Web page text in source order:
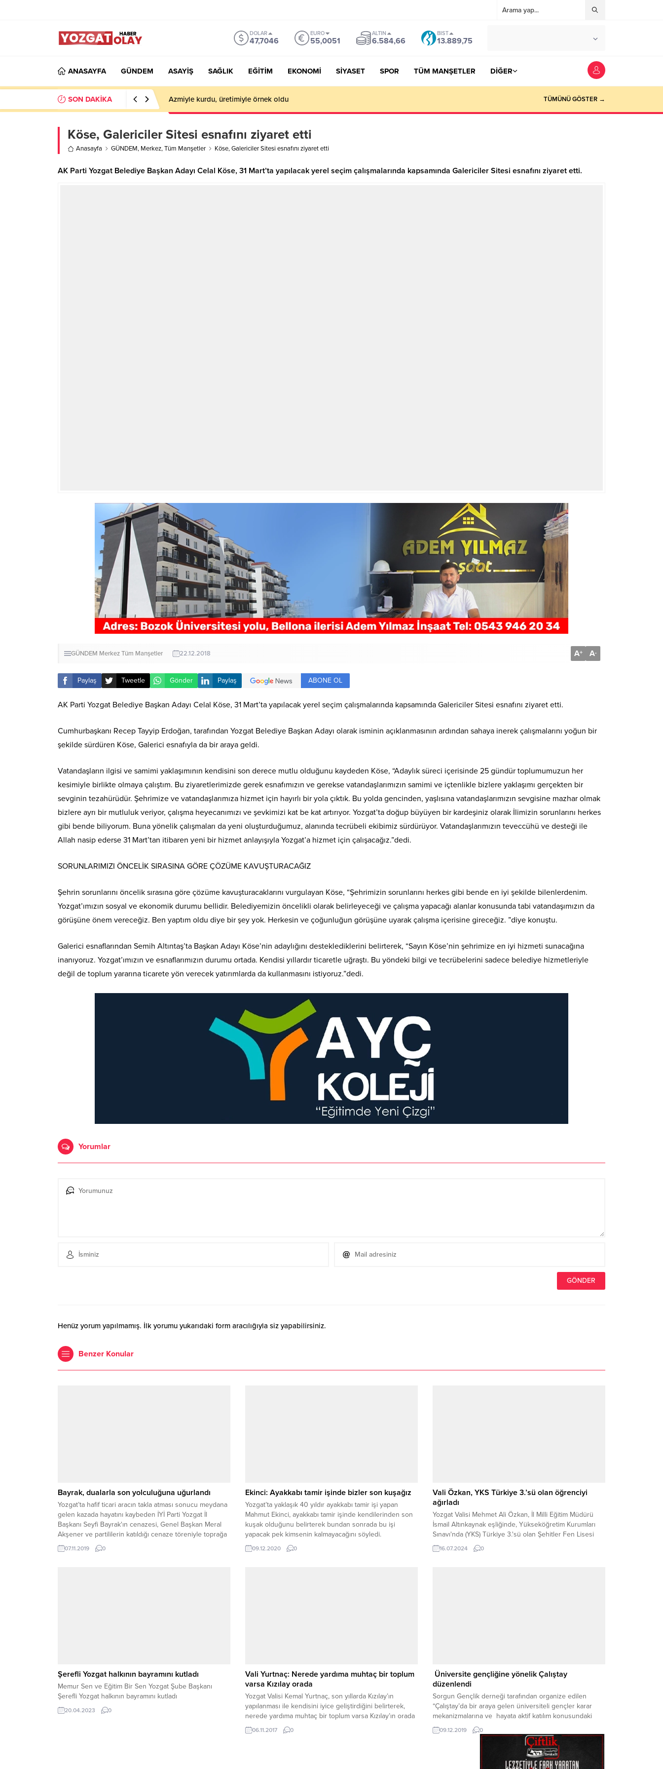
DOLAR
47,7046
EURO
55,0051
ALTIN
6.584,66
BIST
13.889,75
ANASAYFA GÜNDEM ASAYİŞ SAĞLIK EĞİTİM EKONOMİ SİYASET SPOR TÜM MANŞETLER DİĞER
SON DAKİKA Azmiyle kurdu, üretimiyle örnek oldu TÜMÜNÜ GÖSTER →
Köse, Galericiler Sitesi esnafını ziyaret etti
Anasayfa GÜNDEM, Merkez,Tüm Manşetler Köse, Galericiler Sitesi esnafını ziyaret etti
AK Parti Yozgat Belediye Başkan Adayı Celal Köse, 31 Mart’ta yapılacak yerel seçim çalışmalarında kapsamında Galericiler Sitesi esnafını ziyaret etti.
GÜNDEM MerkezTüm Manşetler 22.12.2018 A+ A-
Paylaş Tweetle Gönder Paylaş ABONE OL
AK Parti Yozgat Belediye Başkan Adayı Celal Köse, 31 Mart’ta yapılacak yerel seçim çalışmalarında kapsamında Galericiler Sitesi esnafını ziyaret etti.
Cumhurbaşkanı Recep Tayyip Erdoğan, tarafından Yozgat Belediye Başkan Adayı olarak isminin açıklanmasının ardından sahaya inerek çalışmalarını yoğun bir
şekilde sürdüren Köse, Galerici esnafıyla da bir araya geldi.
Vatandaşların ilgisi ve samimi yaklaşımının kendisini son derece mutlu olduğunu kaydeden Köse, “Adaylık süreci içerisinde 25 gündür toplumumuzun her
kesimiyle birlikte olmaya çalıştım. Bu ziyaretlerimizde gerek esnafımızın ve gerekse vatandaşlarımızın samimi ve içtenlikle bizlere yaklaşımı gerçekten bir
sevginin tezahürüdür. Şehrimize ve vatandaşlarımıza hizmet için hayırlı bir yola çıktık. Bu yolda gencinden, yaşlısına vatandaşlarımızın sevgisine mazhar olmak
bizlere ayrı bir mutluluk veriyor, çalışma heyecanımızı ve şevkimizi kat be kat artırıyor. Yozgat’ta doğup büyüyen bir kardeşiniz olarak İlimizin sorunlarını herkes
gibi bende biliyorum. Buna yönelik çalışmaları da yeni oluşturduğumuz, alanında tecrübeli ekibimiz sürdürüyor. Vatandaşlarımızın teveccühü ve desteği ile
Allah nasip ederse 31 Mart’tan itibaren yeni bir hizmet anlayışıyla Yozgat’a hizmet için çalışacağız.”dedi.
SORUNLARIMIZI ÖNCELİK SIRASINA GÖRE ÇÖZÜME KAVUŞTURACAĞIZ
Şehrin sorunlarını öncelik sırasına göre çözüme kavuşturacaklarını vurgulayan Köse, “Şehrimizin sorunlarını herkes gibi bende en iyi şekilde bilenlerdenim.
Yozgat’ımızın sosyal ve ekonomik durumu bellidir. Belediyemizin öncelikli olarak belirleyeceği ve çalışma yapacağı alanlar konusunda tabi vatandaşımızın da
görüşüne önem vereceğiz. Ben yaptım oldu diye bir şey yok. Herkesin ve çoğunluğun görüşüne uyarak çalışma içerisine gireceğiz. ”diye konuştu.
Galerici esnaflarından Semih Altıntaş’ta Başkan Adayı Köse’nin adaylığını desteklediklerini belirterek, “Sayın Köse’nin şehrimize en iyi hizmeti sunacağına
inanıyoruz. Yozgat’ımızın ve esnaflarımızın durumu ortada. Kendisi yıllardır ticaretle uğraştı. Bu yöndeki bilgi ve tecrübelerini sadece belediye hizmetleriyle
değil de toplum yararına ticarete yön verecek yatırımlarda da kullanmasını istiyoruz.”dedi.
Yorumlar
Henüz yorum yapılmamış. İlk yorumu yukarıdaki form aracılığıyla siz yapabilirsiniz.
Benzer Konular
Bayrak, dualarla son yolculuğuna uğurlandı
Yozgat’ta hafif ticari aracın takla atması sonucu meydana
gelen kazada hayatını kaybeden İYİ Parti Yozgat İl
Başkanı Seyfi Bayrak'ın cenazesi, Genel Başkan Meral
Akşener ve partililerin katıldığı cenaze töreniyle toprağa
verildi.07.11.2019 0
Ekinci: Ayakkabı tamir işinde bizler son kuşağız
Yozgat’ta yaklaşık 40 yıldır ayakkabı tamir işi yapan
Mahmut Ekinci, ayakkabı tamir işinde kendilerinden son
kuşak olduğunu belirterek bundan sonrada bu işi
yapacak pek kimsenin kalmayacağını söyledi.
09.12.2020 0
Vali Özkan, YKS Türkiye 3.’sü olan öğrenciyi
ağırladı
Yozgat Valisi Mehmet Ali Özkan, İl Milli Eğitim Müdürü
İsmail Altınkaynak eşliğinde, Yükseköğretim Kurumları
Sınavı'nda (YKS) Türkiye 3.'sü olan Şehitler Fen Lisesi
öğrencisi Salih Köser'i, ailesi ve okul müdür yardımcısını
makamında ağırladı.
16.07.2024 0
Şerefli Yozgat halkının bayramını kutladı
Memur Sen ve Eğitim Bir Sen Yozgat Şube Başkanı
Şerefli Yozgat halkının bayramını kutladı
20.04.2023 0
Vali Yurtnaç: Nerede yardıma muhtaç bir toplum
varsa Kızılay orada
Yozgat Valisi Kemal Yurtnaç, son yıllarda Kızılay’ın
yapılanması ile kendisini iyice geliştirdiğini belirterek,
nerede yardıma muhtaç bir toplum varsa Kızılay’ın orada
olduğunu söyledi.
06.11.2017 0
Üniversite gençliğine yönelik Çalıştay
düzenlendi
Sorgun Gençlik derneği tarafından organize edilen
“Çalıştay’da bir araya gelen üniversiteli gençler karar
mekanizmalarına ve hayata aktif katılım konusundaki
çözüm önerilerini masaya yatırdı.
09.12.2019 0